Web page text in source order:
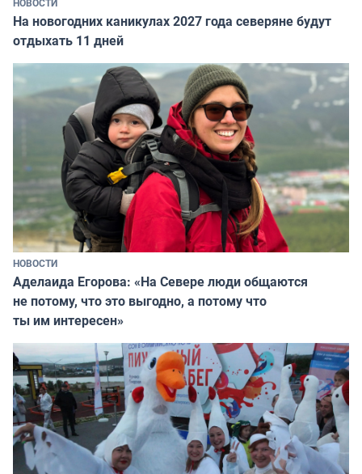
На новогодних каникулах 2027 года северяне будут
отдыхать 11 дней
НОВОСТИ
Аделаида Егорова: «На Севере люди общаются
не потому, что это выгодно, а потому что
ты им интересен»